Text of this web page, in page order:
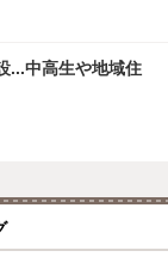
...中高生や地域住